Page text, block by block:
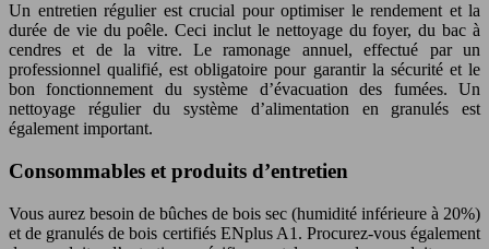
Un entretien régulier est crucial pour optimiser le rendement et la
durée de vie du poêle. Ceci inclut le nettoyage du foyer, du bac à
cendres et de la vitre. Le ramonage annuel, effectué par un
professionnel qualifié, est obligatoire pour garantir la sécurité et le
bon fonctionnement du système d’évacuation des fumées. Un
nettoyage régulier du système d’alimentation en granulés est
également important.
Consommables et produits d’entretien
Vous aurez besoin de bûches de bois sec (humidité inférieure à 20%)
et de granulés de bois certifiés ENplus A1. Procurez-vous également